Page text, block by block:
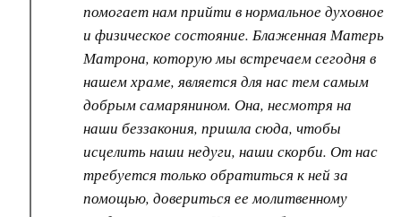
помогает нам прийти в нормальное духовное
и физическое состояние. Блаженная Матерь
Матрона, которую мы встречаем сегодня в
нашем храме, является для нас тем самым
добрым самарянином. Она, несмотря на
наши беззакония, пришла сюда, чтобы
исцелить наши недуги, наши скорби. От нас
требуется только обратиться к ней за
помощью, довериться ее молитвенному